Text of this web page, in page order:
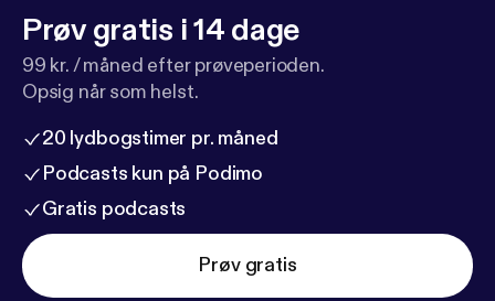
Prøv gratis i 14 dage
99 kr. / måned efter prøveperioden.
Opsig når som helst.
20 lydbogstimer pr. måned
Podcasts kun på Podimo
Gratis podcasts
Prøv gratis